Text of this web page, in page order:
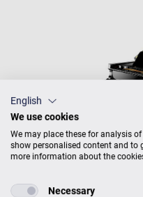
English
We use cookies
We may place these for analysis
show personalised content and to
more information about the
Necessary